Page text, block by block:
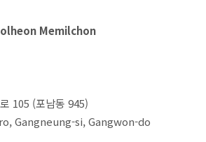
Memilchon
105 (포남동 945)
Gangneung-si, Gangwon-do